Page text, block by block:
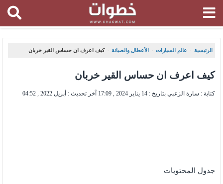
الرئيسية ، عالم السيارات ، الأعطال والصيانة ، كيف اعرف ان حساس القير خربان
كيف اعرف ان حساس القير خربان
كتابة : سارة الزعبي بتاريخ : 14 يناير 2024 , 17:09 آخر تحديث : أبريل 2022 , 04:52
جدول المحتويات